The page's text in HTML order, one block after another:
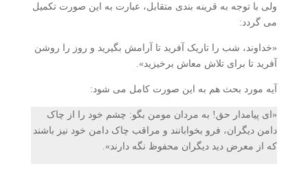
ولی با توجه به قرینه بندی متقابل، عبارت به این صورت تکمیل
می گردد:
«خداوند، شب را تاریک آفرید تا آرامش بگیرید و روز را روشن
آفرید تا برای تلاش معاش برخیزید».
آیه مورد بحث هم به این صورت کامل می شود:
«ای پیامدار حق! به مردان مومن بگو: چشم خود را از چاک
دامن دیگران، فرو بخوابانند و مراقب چاک دامن خود نیز باشند
که از معرض دید دیگران محفوظ نگه دارند».